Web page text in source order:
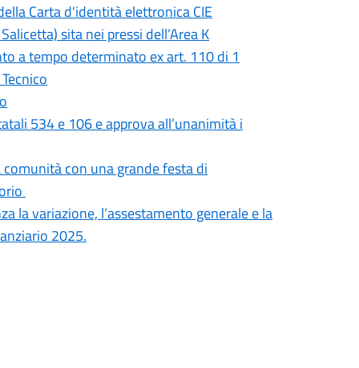
Carta d'identità elettronica CIE
sita nei pressi dell’Area K
a tempo determinato ex art. 110 di 1
534 e 106 e approva all’unanimità i
con una grande festa di
la variazione, l’assestamento generale e la
2025.